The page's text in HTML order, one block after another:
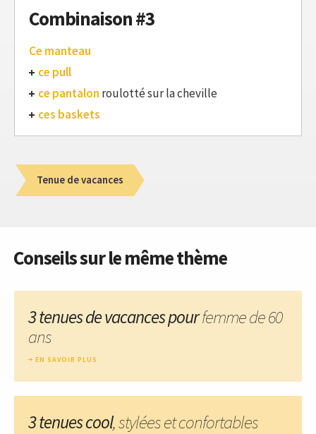
Combinaison #3
Ce manteau
ce pull
ce pantalon roulotté sur la cheville
ces baskets
Tenue de vacances
Conseils sur le même thème
3 tenues de vacances pourfemme de 60
ans
EN SAVOIR PLUS
3 tenues cool, stylées et confortables